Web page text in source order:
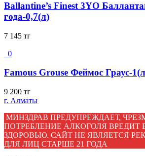
Ballantine’s Finest 3YO
года-0,7(л)
7 145 тг
0
Famous Grouse Феймос Граус-
9 200 тг
г. Алматы
МИНЗДРАВ ПРЕДУПРЕЖДАЕТ,
ПОТРЕБЛЕНИЕ АЛКОГОЛЯ
ЗДОРОВЬЮ. САЙТ НЕ ЯВЛЯЕТСЯ
ДЛЯ ЛИЦ СТАРШЕ 21 ГОДА